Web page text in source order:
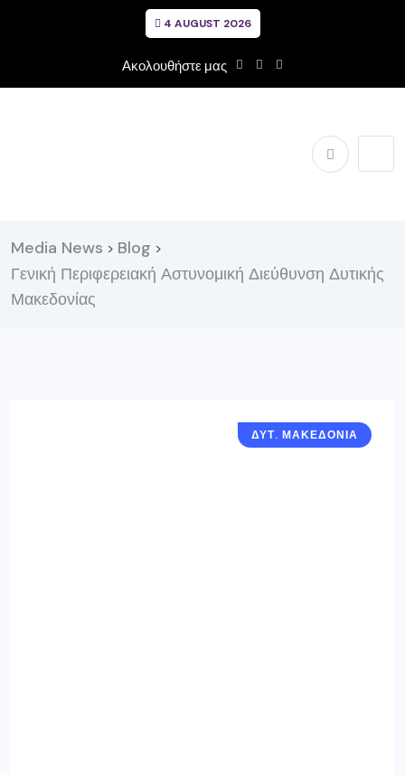
4 AUGUST 2026
Ακολουθήστε μας
Media News > Blog >
Γενική Περιφερειακή Αστυνομική Διεύθυνση Δυτικής
Μακεδονίας
ΔΥΤ. ΜΑΚΕΔΟΝΙΑ